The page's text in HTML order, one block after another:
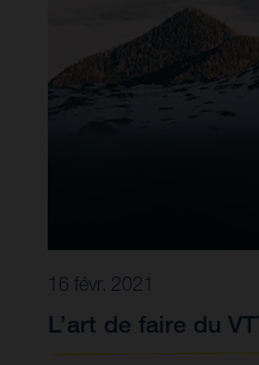
both the Hard Cross and
it all possible.
16 févr. 2021
L’art de faire du